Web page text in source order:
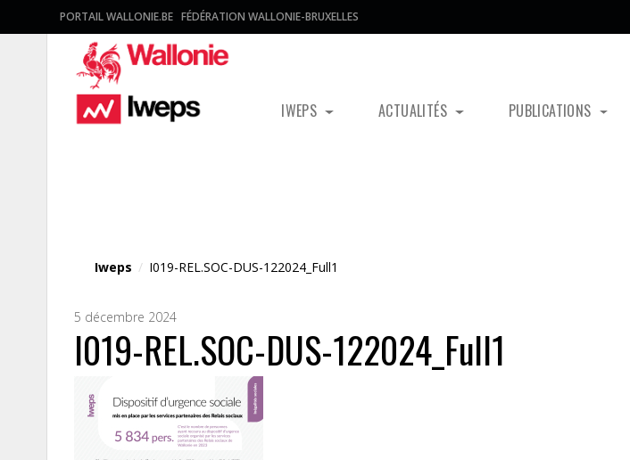
PORTAIL WALLONIE.BE FÉDÉRATION WALLONIE-BRUXELLES
IWEPS ACTUALITÉS PUBLICATIONS
Iweps / I019-REL.SOC-DUS-122024_Full1
5 décembre 2024
I019-REL.SOC-DUS-122024_Full1